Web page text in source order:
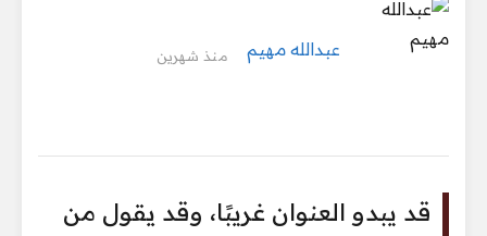
عبدالله مهيم منذ شهرين
قد يبدو العنوان غريبًا، وقد يقول من